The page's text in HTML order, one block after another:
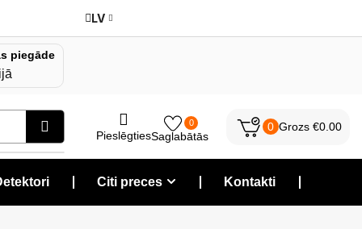
LV
piegāde
Pieslēgties
0
Saglabātās
0 Grozs €0.00
Citi preces Kontakti